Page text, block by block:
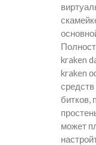
kraken
kraken
битков,
может